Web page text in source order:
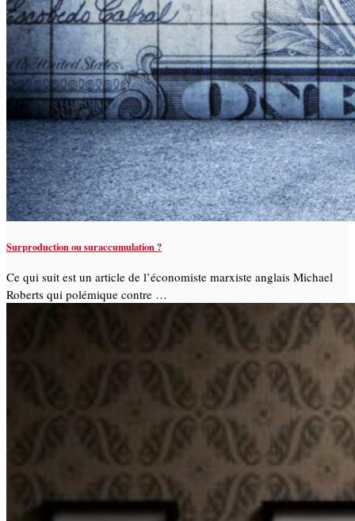
Surproduction ou suraccumulation ?
Ce qui suit est un article de l’économiste marxiste anglais Michael
Roberts qui polémique contre …